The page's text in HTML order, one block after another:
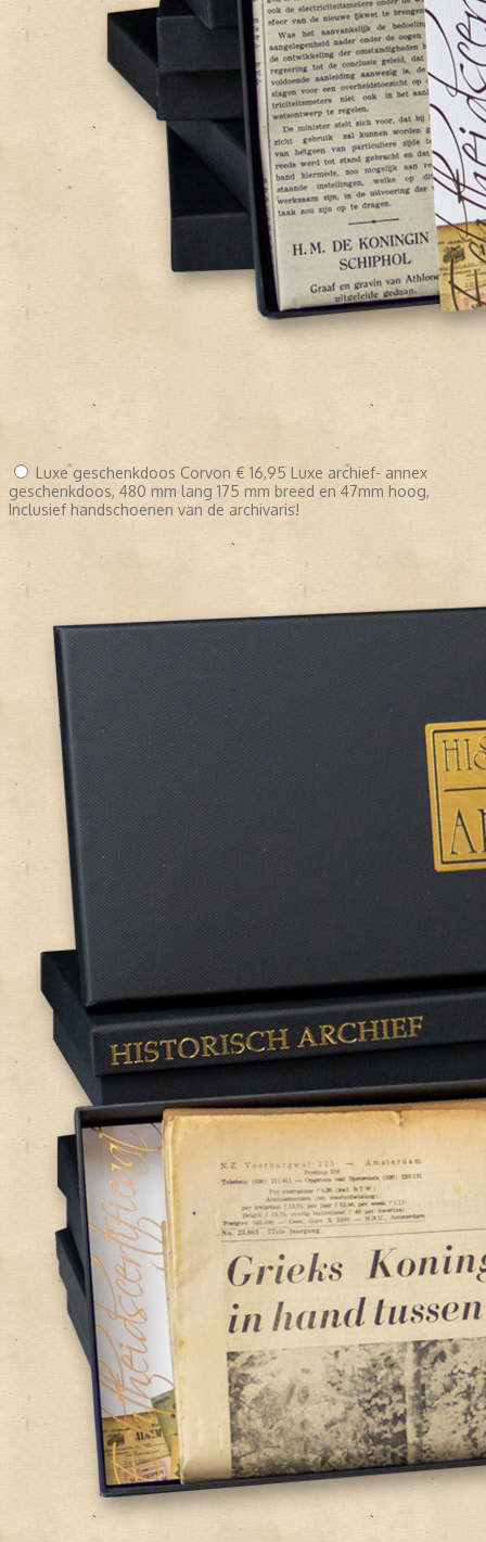
Luxe geschenkdoos Corvon € 16,95 Luxe archief- annex
geschenkdoos, 480 mm lang 175 mm breed en 47mm hoog,
Inclusief handschoenen van de archivaris!